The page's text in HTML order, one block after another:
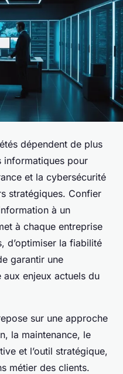
dépendent de plus
informatiques pour
et la cybersécurité
stratégiques. Confier
à un
à chaque entreprise
d’optimiser la fiabilité
garantir une
enjeux actuels du
sur une approche
la maintenance, le
et l’outil stratégique,
métier des clients.